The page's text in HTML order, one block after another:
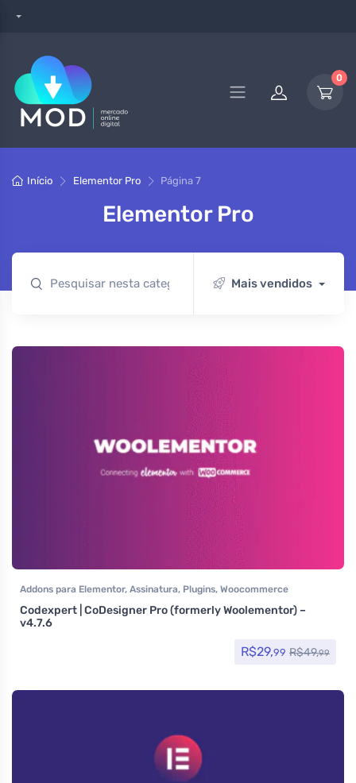
0
Início Elementor Pro Página 7
Elementor Pro
Mais vendidos
Addons para Elementor, Assinatura, Plugins, Woocommerce
Codexpert | CoDesigner Pro (formerly Woolementor) –
v4.7.6
R$29,99 R$49,99